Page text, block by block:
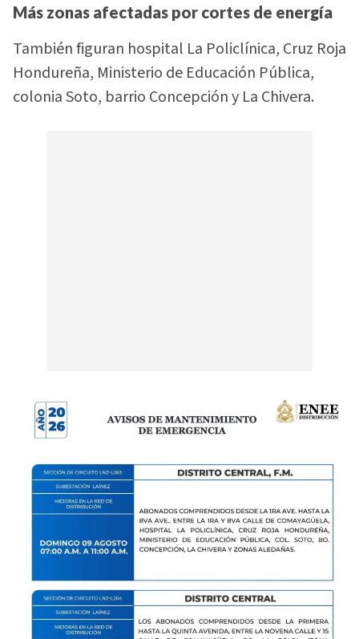
Más zonas afectadas por cortes de energía
También figuran hospital La Policlínica, Cruz Roja
Hondureña, Ministerio de Educación Pública,
colonia Soto, barrio Concepción y La Chivera.